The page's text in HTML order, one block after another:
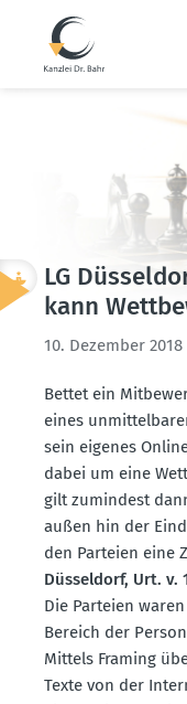
LG
kann
10. Dezember 2018
Bettet ein
eines
sein eigenes
dabei um eine
gilt zumindest
außen hin der
den Parteien eine
Düsseldorf, Urt. v.
Die Parteien
Bereich der
Mittels Framing
Texte von der